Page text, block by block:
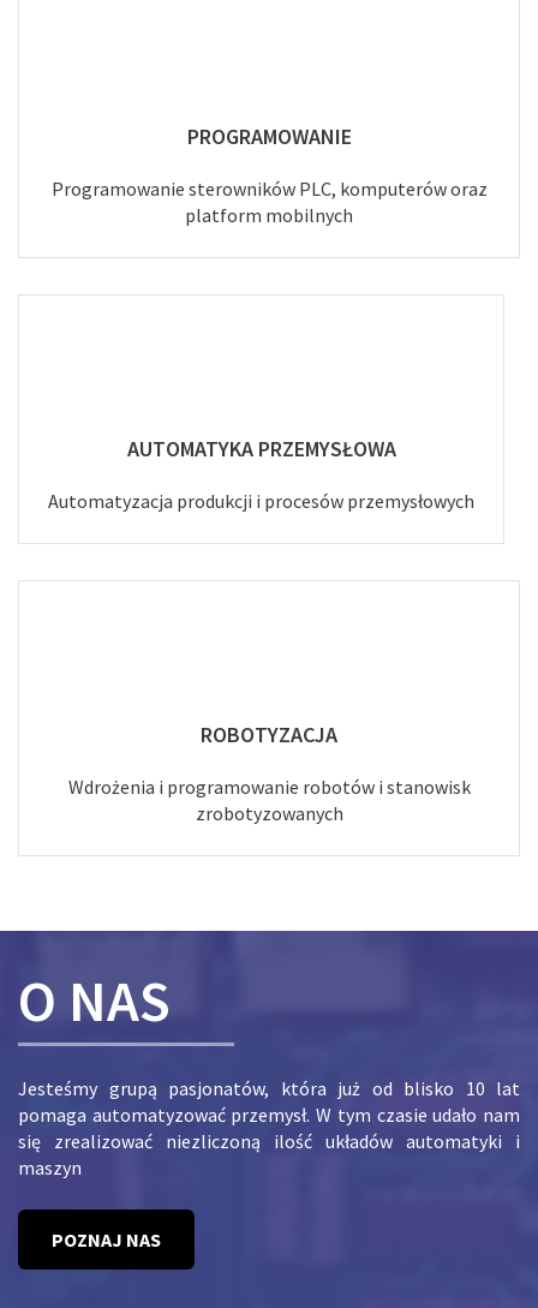
PROGRAMOWANIE
Programowanie sterowników PLC, komputerów oraz
platform mobilnych
AUTOMATYKA PRZEMYSŁOWA
Automatyzacja produkcji i procesów przemysłowych
ROBOTYZACJA
Wdrożenia i programowanie robotów i stanowisk
zrobotyzowanych
O NAS
Jesteśmy grupą pasjonatów, która już od blisko 10 lat
pomaga automatyzować przemysł. W tym czasie udało nam
się zrealizować niezliczoną ilość układów automatyki i
maszyn
POZNAJ NAS